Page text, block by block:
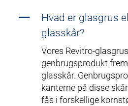
Hvad er glasgrus
glasskår?
Vores Revitro-
genbrugsprodukt
glasskår.
kanterne på disse
fås i forskellige